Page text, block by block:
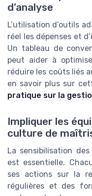
d’analyse
L’utilisation d’outils
réel les dépenses et
Un tableau de
peut aider à
réduire les coûts liés
en savoir plus sur
pratique sur la
Impliquer les
culture de
La sensibilisation
est essentielle.
ses actions sur la
régulières et des